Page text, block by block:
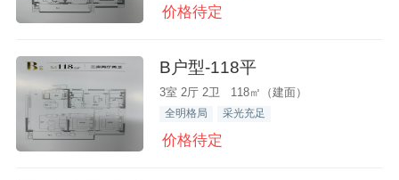
价格待定
B户型-118平
3室 2厅 2卫 118㎡（建面）
全明格局 采光充足
价格待定